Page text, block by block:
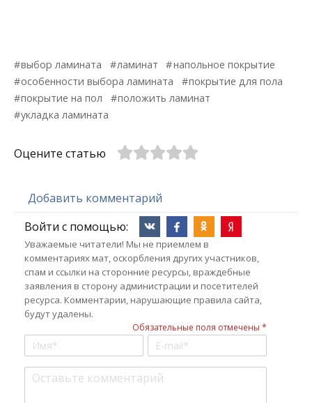
выбор ламината ламинат
напольное покрытие
особенности выбора ламината
покрытие для пола
покрытие на пол
положить ламинат
укладка ламината
Оцените статью
Добавить комментарий
Войти с помощью:
Уважаемые читатели! Мы не приемлем в
комментариях мат, оскорбления других участников,
спам и ссылки на сторонние ресурсы, враждебные
заявления в сторону администрации и посетителей
ресурса. Комментарии, нарушающие правила сайта,
будут удалены.
Обязательные поля отмечены *